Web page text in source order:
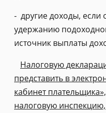
- другие доходы, если
удержанию
источник выплаты
Налоговую
представить в
кабинет
налоговую